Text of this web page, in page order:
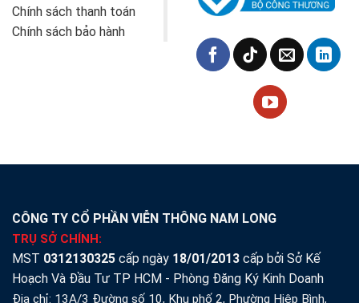
Chính sách thanh toán
Chính sách bảo hành
CÔNG TY CỔ PHẦN VIỄN THÔNG NAM LONG
TRỤ SỞ CHÍNH:
MST 0312130325 cấp ngày 18/01/2013 cấp bởi Sở Kế
Hoạch Và Đầu Tư TP HCM - Phòng Đăng Ký Kinh Doanh
Địa chỉ: 13A/3 Đường số 10, Khu phố 2, Phường Hiệp Bình,